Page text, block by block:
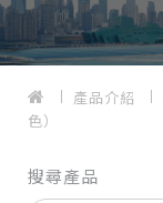
產品介紹
色）
搜尋產品